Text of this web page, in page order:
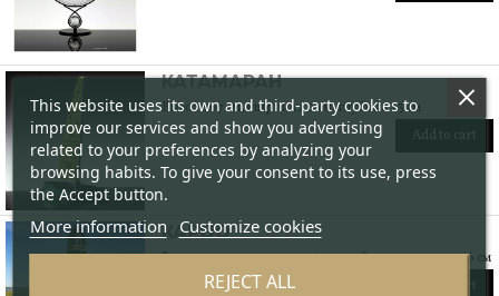
КАТАМАРАН
Высота 67 см, ширина 40 см, глубина 23 см
Add to cart
КАРОО
Высота 147 см, ширина 35 см, глубина основания 26 см
Add to cart
This website uses its own and third-party cookies to
improve our services and show you advertising
related to your preferences by analyzing your
browsing habits. To give your consent to its use, press
the Accept button.
More information Customize cookies
REJECT ALL